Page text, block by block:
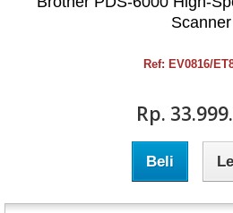
Scanner
Ref: EV0816/
Rp‎.
Beli